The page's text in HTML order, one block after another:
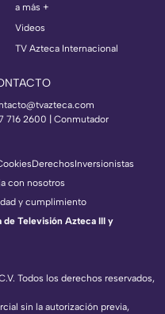
a más +
Videos
TV Azteca Internacional
716 2600 | Conmutador
Todos los derechos reservados,
sin la autorización previa,
DerechosInversionistas
con nosotros
y cumplimiento
Televisión Azteca III y